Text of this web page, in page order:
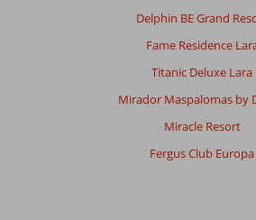
Delphin BE Grand
Fame Residence
Titanic Deluxe Lara
Mirador Maspalomas by
Miracle Resort
Fergus Club Europa